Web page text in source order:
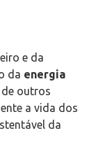
e da
da energia
outros
a vida dos
da